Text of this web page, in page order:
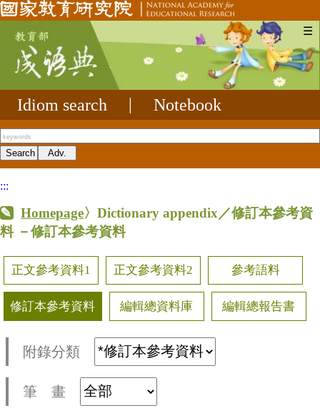
☰
Idiom search Notebook
:::
Homepage〉Dictionary appendix／修訂本參考資
料 －修訂本參考資料
正文參考資料1 正文參考資料2 參考語料
修訂本參考資料 編輯總資料庫 編輯總報告書
附錄分類
筆 畫